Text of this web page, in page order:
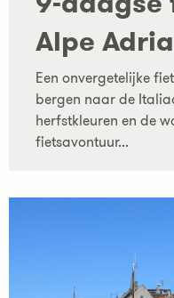
Alpe Adria
Een onvergetelijke
bergen naar de
herfstkleuren en de
fietsavontuur...